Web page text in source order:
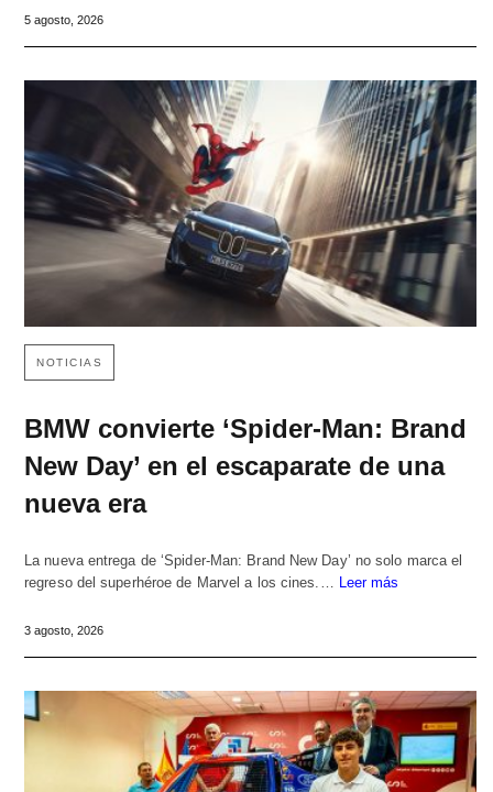
5 agosto, 2026
NOTICIAS
BMW convierte ‘Spider-Man: Brand
New Day’ en el escaparate de una
nueva era
La nueva entrega de ‘Spider-Man: Brand New Day’ no solo marca el
regreso del superhéroe de Marvel a los cines.… Leer más
3 agosto, 2026